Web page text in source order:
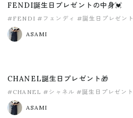
FENDI誕生日プレゼントの中身💓
#FENDI #フェンディ #誕生日プレゼント
ASAMI
CHANEL誕生日プレゼント🎁
#CHANEL #シャネル #誕生日プレゼント
ASAMI